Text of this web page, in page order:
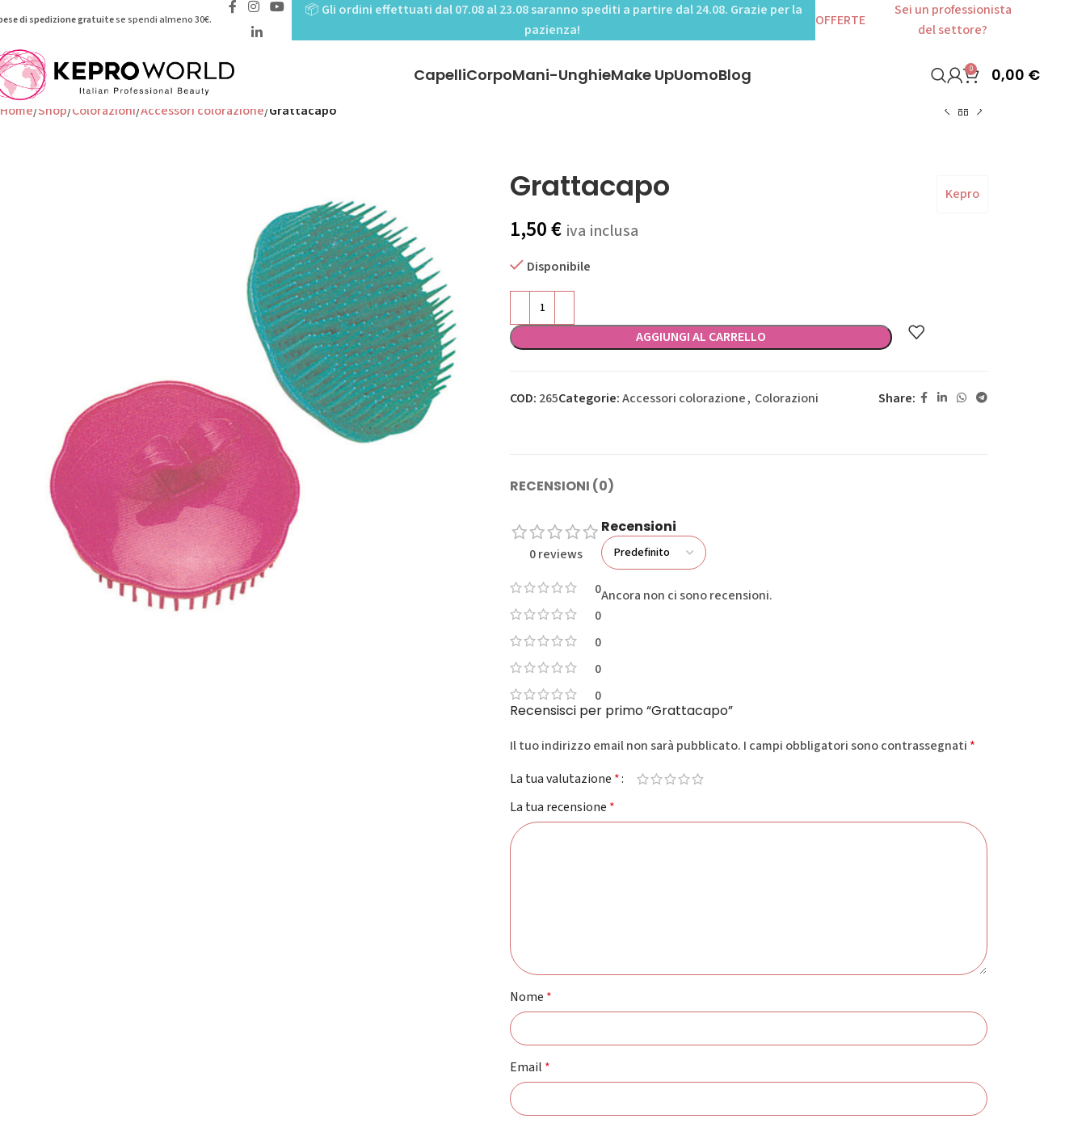
di spedizione gratuitese spendi almeno 30€.
📦 Gli ordini effettuati dal 07.08 al 23.08 saranno spediti a partire dal 24.08. Grazie per la
pazienza!
OFFERTE
Sei un professionista
del settore?
CapelliCorpoMani-UnghieMake UpUomoBlog 0 0,00 €
Home Shop Colorazioni Accessori colorazione Grattacapo
Grattacapo Kepro
1,50€ iva inclusa
Disponibile
AGGIUNGI AL CARRELLO
COD: 265Categorie:Accessori colorazione, Colorazioni Share:
RECENSIONI (0)
0 reviews
0
0
0
0
0
Recensioni
Ancora non ci sono recensioni.
Recensisci per primo “Grattacapo”
Il tuo indirizzo email non sarà pubblicato. I campi obbligatori sono contrassegnati *
La tua valutazione *
La tua recensione *
Nome *
Email *